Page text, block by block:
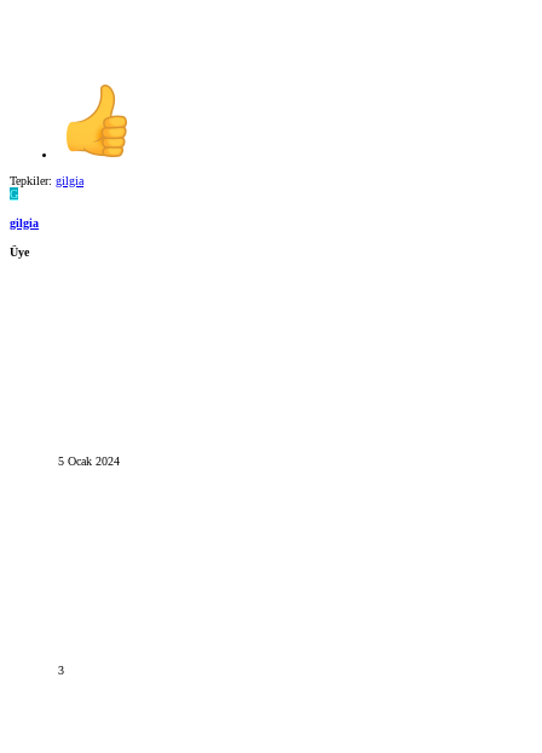
Tepkiler: gilgia
G
gilgia
Üye
5 Ocak 2024
3